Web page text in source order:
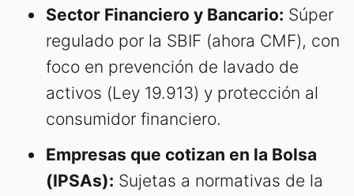
Sector Financiero y Bancario: Súper
regulado por la SBIF (ahora CMF), con
foco en prevención de lavado de
activos (Ley 19.913) y protección al
consumidor financiero.
Empresas que cotizan en la Bolsa
(IPSAs): Sujetas a normativas de la